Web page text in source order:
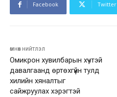
Facebook Twitter
өмнөх нийтлэл
Омикрон хувилбарын хүчтэй
давалгаанд өртөхгүйн тулд
хилийн хяналтыг
сайжруулах хэрэгтэй